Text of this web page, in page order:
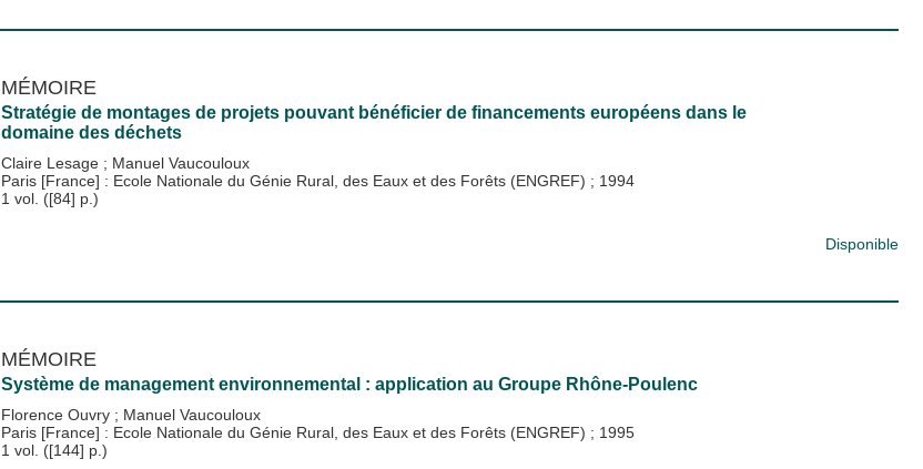
MÉMOIRE
Stratégie de montages de projets pouvant bénéficier de financements européens dans le
domaine des déchets
Claire Lesage ; Manuel Vaucouloux
Paris [France] : Ecole Nationale du Génie Rural, des Eaux et des Forêts (ENGREF) ; 1994
1 vol. ([84] p.)
Disponible
MÉMOIRE
Système de management environnemental : application au Groupe Rhône-Poulenc
Florence Ouvry ; Manuel Vaucouloux
Paris [France] : Ecole Nationale du Génie Rural, des Eaux et des Forêts (ENGREF) ; 1995
1 vol. ([144] p.)